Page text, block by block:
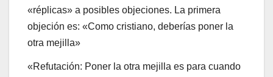
«réplicas» a posibles objeciones. La primera
objeción es: «Como cristiano, deberías poner la
otra mejilla»
«Refutación: Poner la otra mejilla es para cuando